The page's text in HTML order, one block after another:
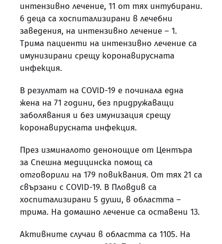
интензивно лечение, 11 от тях интубирани.
6 деца са хоспитализирани в лечебни
заведения, на интензивно лечение – 1.
Трима пациенти на интензивно лечение са
имунизирани срещу коронавирусната
инфекция.
В резултат на COVID-19 е починала една
жена на 71 години, без придружаващи
заболявания и без имунизация срещу
коронавирусната инфекция.
През изминалото денонощие от Центъра
за Спешна медицинска помощ са
отговорили на 179 повиквания. От тях 21 са
свързани с COVID-19. В Пловдив са
хоспитализирани 5 души, в областта –
трима. На домашно лечение са оставени 13.
Активните случаи в областта са 1105. На